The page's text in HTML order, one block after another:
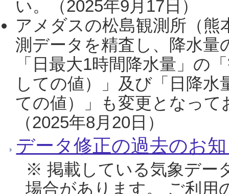
い。（2025年9月17日）
アメダスの松島観測所（熊
測データを精査し、降水
「日最大1時間降水量」の
しての値）」及び「日降
ての値）」も変更となっ
（2025年8月20日）
データ修正の過去のお
※ 掲載している気象デー
場合があります。 ご利用